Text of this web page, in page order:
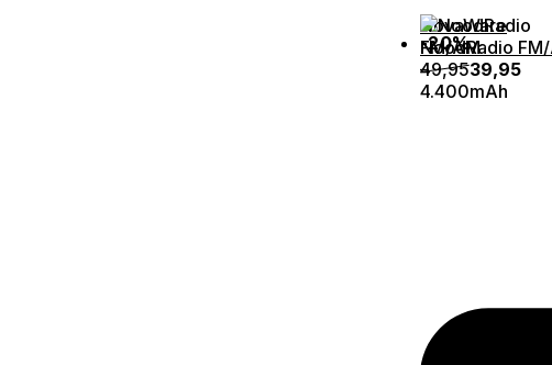
-20%
NovaWare
NoodRadio
49,9539,95